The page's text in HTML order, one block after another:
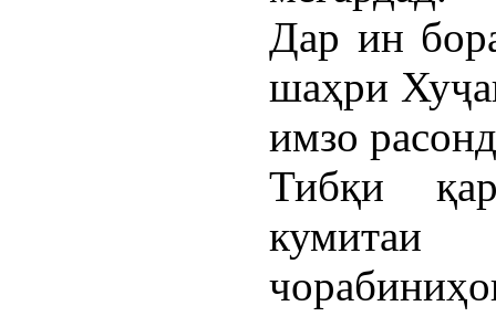
Дар ин
шаҳри
имзо
Тибқи